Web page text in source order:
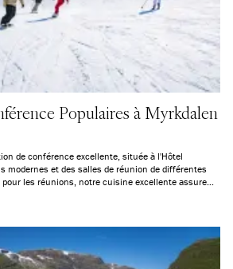
Populaires à Myrkdalen
de conférence excellente, située à l'Hôtel
modernes et des salles de réunion de différentes
les réunions, notre cuisine excellente assure